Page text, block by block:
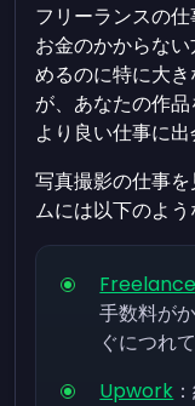
フリーランスの
お金のかからな
めるのに特に大
が、あなたの作品
より良い仕事に出
写真撮影の仕事
ムには以下のよう
手数料が
ぐにつれ
Upwork